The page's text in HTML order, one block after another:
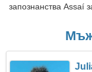
запознанства Assaí